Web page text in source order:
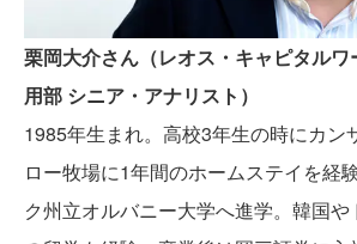
栗岡大介さん（レオス・キャピタル
用部 シニア・アナリスト）
1985年生まれ。高校3年生の時にカン
ロー牧場に1年間のホームステイを経
ク州立オルバニー大学へ進学。韓国